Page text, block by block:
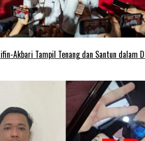
Akbari Tampil Tenang dan Santun dalam